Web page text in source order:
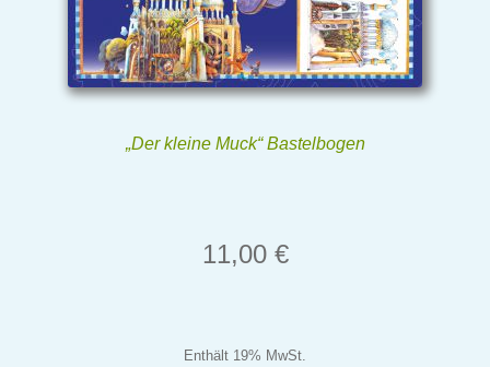
„Der kleine Muck“ Bastelbogen
11,00 €
Enthält 19% MwSt.